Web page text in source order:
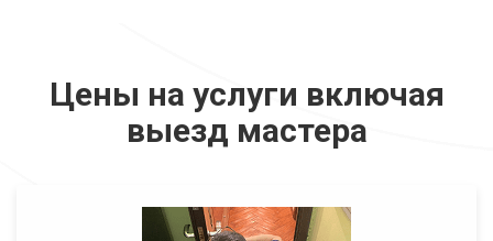
Цены на услуги включая
выезд мастера